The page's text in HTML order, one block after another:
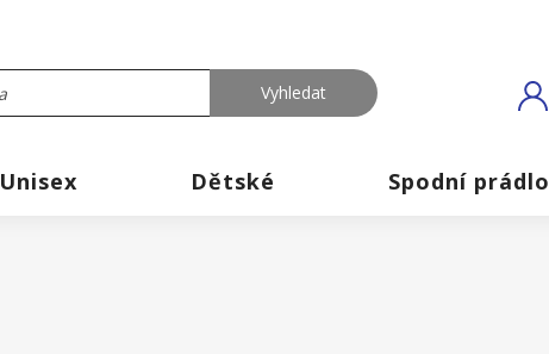
Unisex Dětské Spodní prádlo